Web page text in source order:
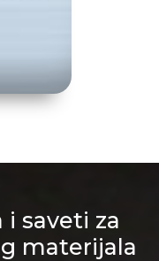
i saveti za
materijala